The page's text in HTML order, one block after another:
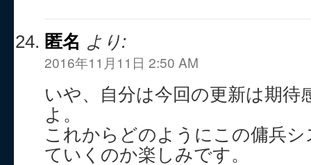
匿名 より:
2016年11月11日 2:50 AM
いや、自分は今回の更新は期待
よ。
これからどのようにこの傭兵
ていくのか楽しみです。